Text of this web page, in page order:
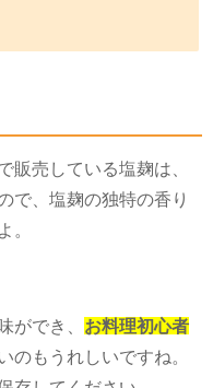
販売している塩麹は、
で、塩麹の独特の香り
。
ができ、 お料理初心者
のもうれしいですね。